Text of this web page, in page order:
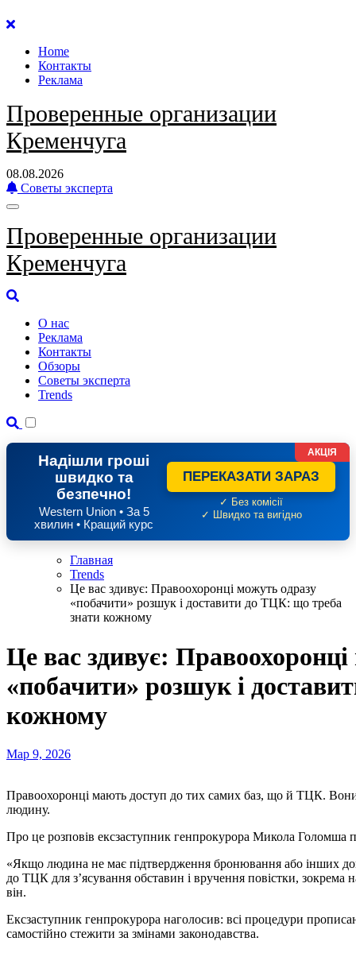
Перейти
содержанию
Home
Контакты
Реклама
Проверенные организации
Кременчуга
08.08.2026
Советы эксперта
Проверенные организации
Кременчуга
О нас
Реклама
Контакты
Обзоры
Советы эксперта
Trends
Надішли гроші
швидко та
безпечно!
Western Union • За 5
хвилин • Кращий курс
ПЕРЕКАЗАТИ ЗАРАЗ
✓ Без комісії
✓ Швидко та вигідно
АКЦІЯ
Главная
Trends
Це вас здивує: Правоохоронці можуть одразу
«побачити» розшук і доставити до ТЦК: що треба
знати кожному
Це вас здивує:
«побачити» розшук і
кожному
Мар 9, 2026
Правоохоронці мають доступ до тих самих баз, що й ТЦК. Вони можуть одразу побачити інформацію та затримати
людину.
Про це розповів ексзаступник генпрокурора Микола Голомша
«Якщо людина не має підтвердження бронювання або інших
до ТЦК для з’ясування обставин і вручення повістки, зокрема
він.
Ексзаступник генпрокурора наголосив: всі процедури
самостійно стежити за змінами законодавства.